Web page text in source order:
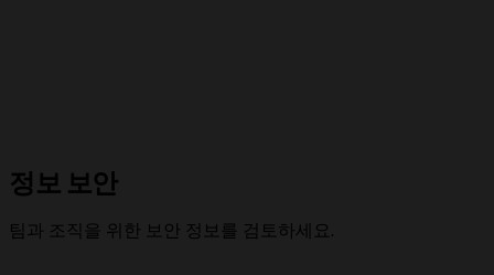
정보 보안
팀과 조직을 위한 보안 정보를 검토하세요.